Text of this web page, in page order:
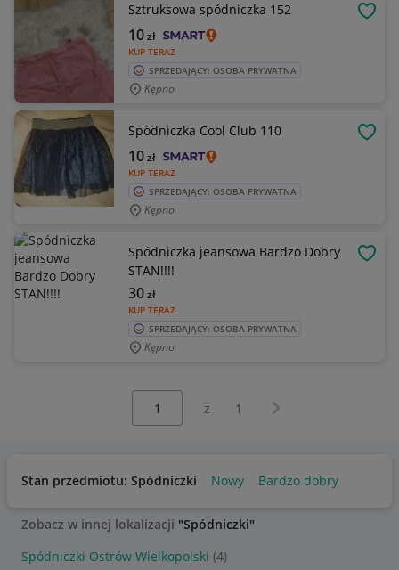
Sztruksowa spódniczka 152
KUP TERAZ
10zł
SPRZEDAJĄCY: OSOBA PRYWATNA
Kępno
Spódniczka Cool Club 110
KUP TERAZ
10zł
SPRZEDAJĄCY: OSOBA PRYWATNA
Kępno
Spódniczka jeansowa Bardzo Dobry
STAN!!!!
KUP TERAZ
30zł
SPRZEDAJĄCY: OSOBA PRYWATNA
Kępno
z 1 Następna strona
Stan przedmiotu: Spódniczki Nowy Bardzo dobry
Zobacz w innej lokalizacji "Spódniczki"
Spódniczki Ostrów Wielkopolski (4)